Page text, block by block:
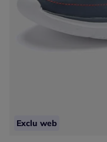
Exclu web